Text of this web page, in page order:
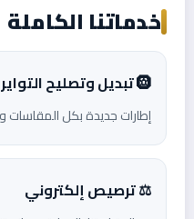
خدماتنا الكاملة
🛞 تبديل وتصليح التواير
إطارات جديدة بكل
⚖️ ترصيص إلكتروني